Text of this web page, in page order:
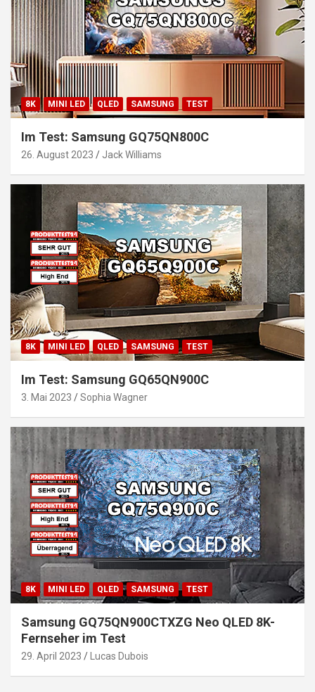
8K MINI LED QLED SAMSUNG TEST
Im Test: Samsung GQ75QN800C
26. August 2023 Jack Williams
8K MINI LED QLED SAMSUNG TEST
Im Test: Samsung GQ65QN900C
3. Mai 2023 Sophia Wagner
8K MINI LED QLED SAMSUNG TEST
Samsung GQ75QN900CTXZG Neo QLED 8K-
Fernseher im Test
29. April 2023 Lucas Dubois